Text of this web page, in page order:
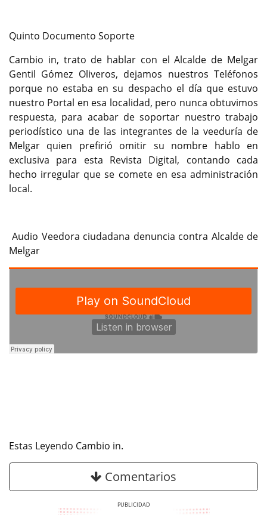
Quinto Documento Soporte
Cambio in, trato de hablar con el Alcalde de Melgar
Gentil Gómez Oliveros, dejamos nuestros Teléfonos
porque no estaba en su despacho el día que estuvo
nuestro Portal en esa localidad, pero nunca obtuvimos
respuesta, para acabar de soportar nuestro trabajo
periodístico una de las integrantes de la veeduría de
Melgar quien prefirió omitir su nombre hablo en
exclusiva para esta Revista Digital, contando cada
hecho irregular que se comete en esa administración
local.
Audio Veedora ciudadana denuncia contra Alcalde de
Melgar
Estas Leyendo Cambio in.
Comentarios